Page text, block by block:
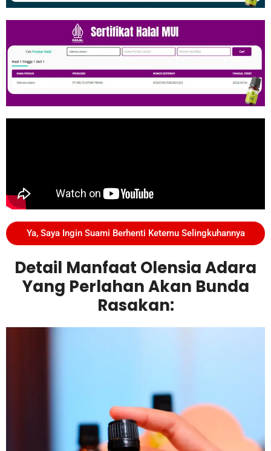
Ya, Saya Ingin Suami Berhenti Ketemu Selingkuhannya
Detail Manfaat Olensia Adara
Yang Perlahan Akan Bunda
Rasakan: